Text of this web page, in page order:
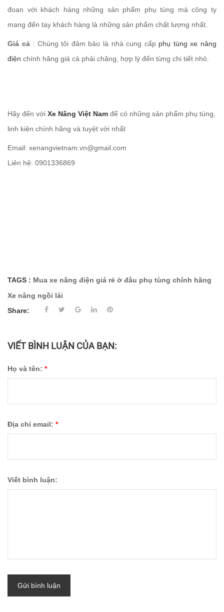
đoan với khách hàng những sản phẩm phụ tùng mà công ty
mang đến tay khách hàng là những sản phẩm chất lượng nhất.
Giá cả: Chúng tôi đảm bảo là nhà cung cấp phụ tùng xe nâng
điện chính hãng giá cả phải chăng, hợp lý đến từng chi tiết nhỏ.
Hãy đến với Xe Nâng Việt Nam để có những sản phẩm phụ tùng,
linh kiện chính hãng và tuyệt vời nhất
Email: xenangvietnam.vn@gmail.com
Liên hệ: 0901336869
TAGS : Mua xe nâng điện giá rẻ ở đâu phụ tùng chính hãng
Xe nâng ngồi lái
Share:
VIẾT BÌNH LUẬN CỦA BẠN:
Họ và tên: *
Địa chỉ email: *
Viết bình luận:
Gửi bình luận